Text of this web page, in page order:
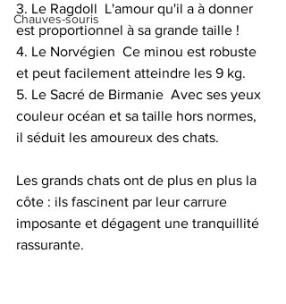
Chauves-souris
3. Le Ragdoll  L'amour qu'il a à donner
est proportionnel à sa grande taille !
4. Le Norvégien  Ce minou est robuste
et peut facilement atteindre les 9 kg.
5. Le Sacré de Birmanie  Avec ses yeux
couleur océan et sa taille hors normes,
il séduit les amoureux des chats.
Les grands chats ont de plus en plus la
côte : ils fascinent par leur carrure
imposante et dégagent une tranquillité
rassurante.